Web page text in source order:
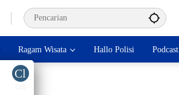
Ragam Wisata Hallo Polisi Podcast